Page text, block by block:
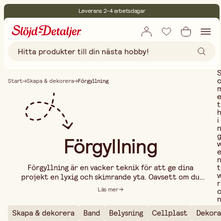
Leverans 2-4 arbetsdagar
Fri frakt vid köp över 499:-
Start Skapa & dekorera Förgyllning
Förgyllning
Förgyllning är en vacker teknik för att ge dina
projekt en lyxig och skimrande yta. Oavsett om du
arbetar med möbler, konst, ramar eller dekorativa
vårt sortiment hittar du allt du behöver för
Läs mer
Skapa & dekorera Band Belysning Cellplast
e
t
h
i
n
g
e
n
t
r
n
..